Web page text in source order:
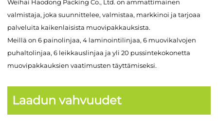
Weihai Haodong Packing Co., Ltd. on ammattimainen
valmistaja, joka suunnittelee, valmistaa, markkinoi ja tarjoaa
palveluita kaikenlaisista muovipakkauksista.
Meillä on 6 painolinjaa, 4 laminointilinjaa, 6 muovikalvojen
puhaltolinjaa, 6 leikkauslinjaa ja yli 20 pussintekokonetta
muovipakkauksien vaatimusten täyttämiseksi.
Laadun vahvuudet